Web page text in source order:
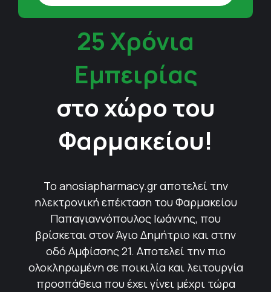
25 Χρόνια
Εμπειρίας
στο χώρο του
Φαρμακείου!
Το anosiapharmacy.gr αποτελεί την
ηλεκτρονική επέκταση του Φαρμακείου
Παπαγιαννόπουλος Ιωάννης, που
βρίσκεται στον Άγιο Δημήτριο και στην
οδό Αμφίσσης 21. Αποτελεί την πιο
ολοκληρωμένη σε ποικιλία και λειτουργία
προσπάθεια που έχει γίνει μέχρι τώρα